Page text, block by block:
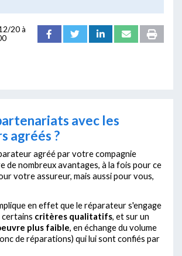
20 à
avec les
agréés ?
agréé par votre compagnie
de nombreux avantages, à la fois pour ce
votre assureur, mais aussi pour vous,
en effet que le réparateur s'engage
certains critères qualitatifs, et sur un
plus faible, en échange du volume
de réparations) qui lui sont confiés par